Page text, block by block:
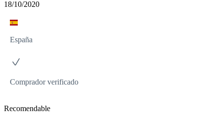
18/10/2020
España
Comprador verificado
Recomendable